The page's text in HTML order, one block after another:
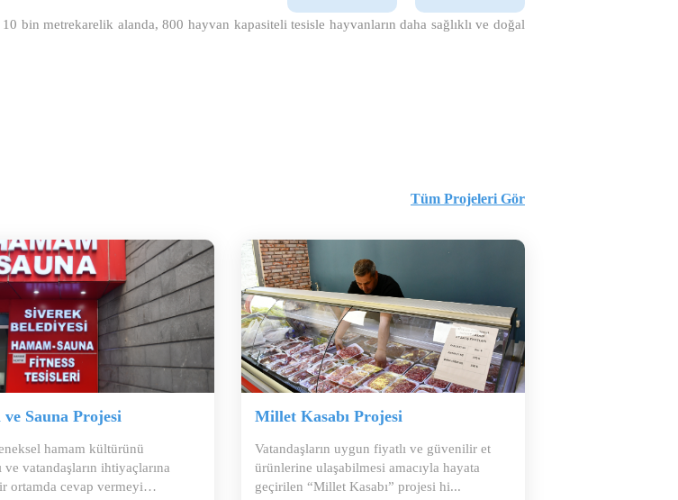
bin metrekarelik alanda, 800 hayvan kapasiteli tesisle hayvanların daha sağlıklı ve doğal
Tüm Projeleri Gör
Sauna Projesi
hamam kültürünü
ve vatandaşların ihtiyaçlarına
ortamda cevap vermeyi
Millet Kasabı Projesi
Vatandaşların uygun fiyatlı ve güvenilir et
ürünlerine ulaşabilmesi amacıyla hayata
geçirilen “Millet Kasabı” projesi hi...